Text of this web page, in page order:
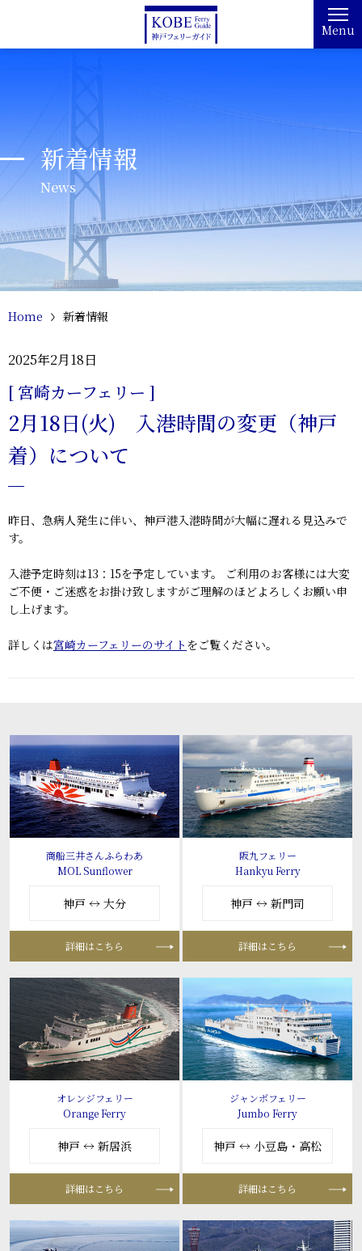
Menu
新着情報
News
Home 新着情報
2025年2月18日
[ 宮崎カーフェリー ]
2月18日(火) 入港時間の変更（神戸
着）について
昨日、急病人発生に伴い、神戸港入港時間が大幅に遅れる見込みで
す。
入港予定時刻は13：15を予定しています。 ご利用のお客様には大変
ご不便・ご迷惑をお掛け致しますがご理解のほどよろしくお願い申
し上げます。
詳しくは宮崎カーフェリーのサイト をご覧ください。
商船三井さんふらわあ
MOL Sunflower
神戸 ↔ 大分
詳細はこちら
阪九フェリー
Hankyu Ferry
神戸 ↔ 新門司
詳細はこちら
オレンジフェリー
Orange Ferry
神戸 ↔ 新居浜
詳細はこちら
ジャンボフェリー
Jumbo Ferry
神戸 ↔ 小豆島・高松
詳細はこちら